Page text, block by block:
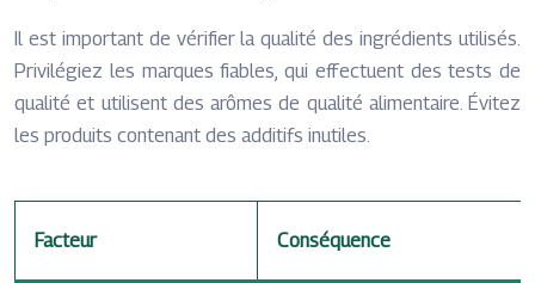
Il est important de vérifier la qualité des ingrédients utilisés.
Privilégiez les marques fiables, qui effectuent des tests de
qualité et utilisent des arômes de qualité alimentaire. Évitez
les produits contenant des additifs inutiles.
Facteur Conséquence